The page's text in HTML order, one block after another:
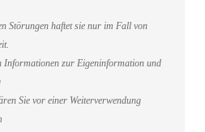
Störungen haftet sie nur im Fall von
Informationen zur Eigeninformation und
Sie vor einer Weiterverwendung